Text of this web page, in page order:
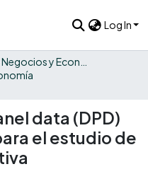
Log In
data (DPD)
el estudio de